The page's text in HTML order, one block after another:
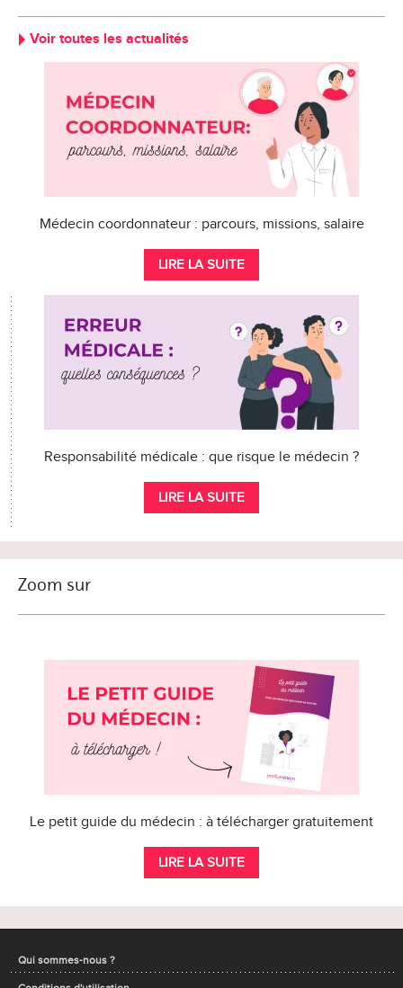
Voir toutes les actualités
Médecin coordonnateur : parcours, missions, salaire
LIRE LA SUITE
Responsabilité médicale : que risque le médecin ?
LIRE LA SUITE
Zoom sur
Le petit guide du médecin : à télécharger gratuitement
LIRE LA SUITE
Qui sommes-nous ?